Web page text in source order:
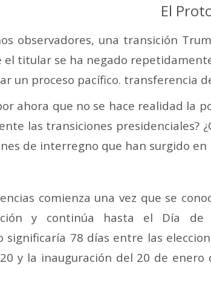
El
observadores, una transición
titular se ha negado
un proceso pacífico. transferencia
ahora que no se hace realidad la
las transiciones presidenciales?
de interregno que han surgido en
comienza una vez que se
y continúa hasta el Día de
significaría 78 días entre las
y la inauguración del 20 de enero